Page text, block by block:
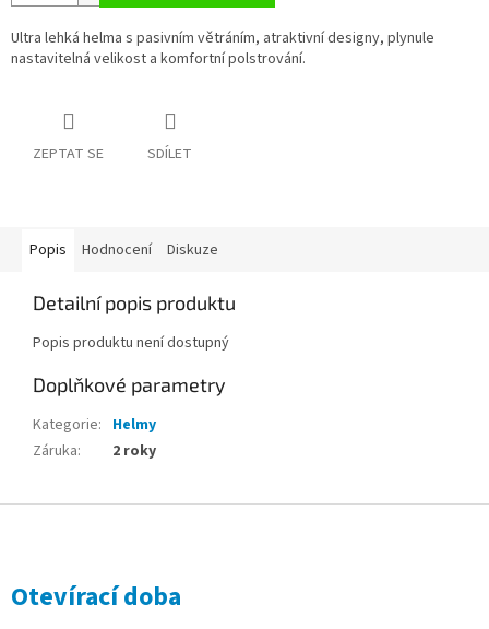
Ultra lehká helma s pasivním větráním, atraktivní designy, plynule
nastavitelná velikost a komfortní polstrování.
ZEPTAT SE SDÍLET
Popis Hodnocení Diskuze
Detailní popis produktu
Popis produktu není dostupný
Doplňkové parametry
Kategorie: Helmy
Záruka: 2 roky
Otevírací doba